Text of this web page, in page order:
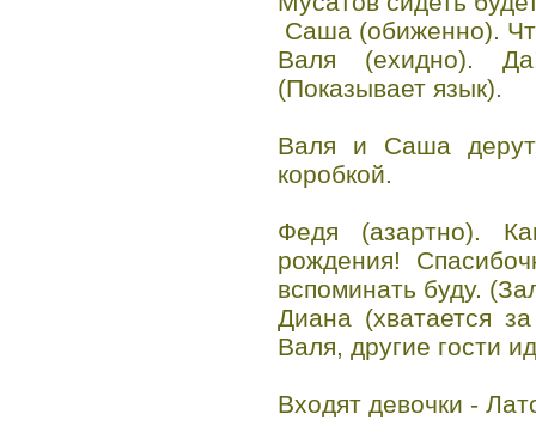
Саша (обиженно).
Валя (ехидно).
(Показывает язык).
Валя и Саша
коробкой.
Федя (азартно).
рождения!
вспоминать буду.
Диана (хватается
Валя, другие гости
Входят девочки -